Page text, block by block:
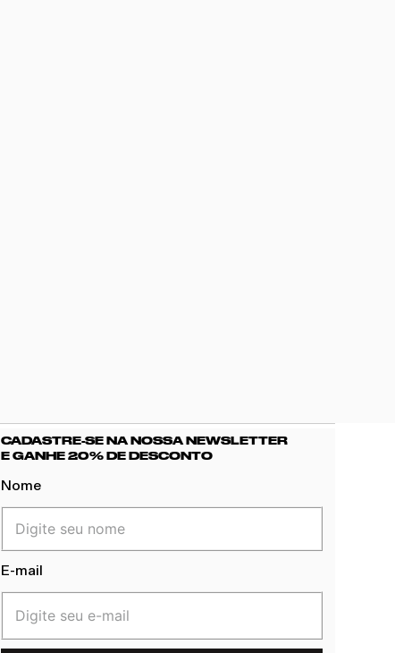
CADASTRE-SE NA NOSSA NEWSLETTER
E GANHE 20% DE DESCONTO
Nome
E-mail